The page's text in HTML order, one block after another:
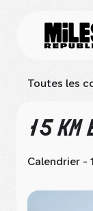
Toutes les
15 KM
Calendrier -